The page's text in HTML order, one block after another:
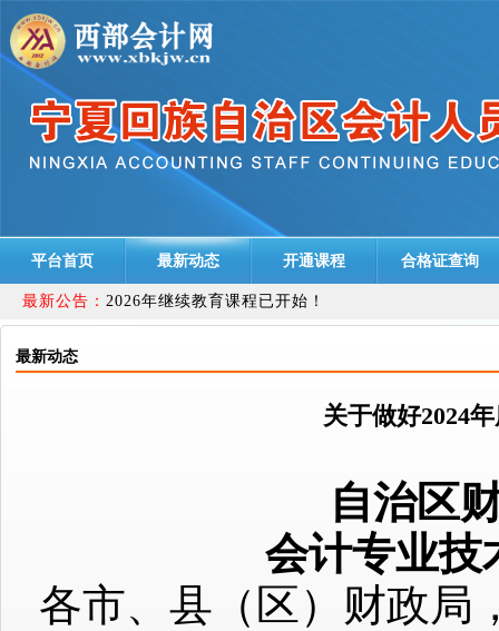
平台首页 最新动态 开通课程 合格证查询
最新公告： 2026年继续教育课程已开始！
最新动态
关于做好2024
自治区
会计专业技
各市、县（区）财政局